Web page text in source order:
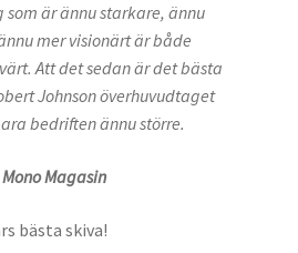
är ännu starkare, ännu
mer visionärt är både
Att det sedan är det bästa
Johnson överhuvudtaget
bedriften ännu större.
Magasin
bästa skiva!